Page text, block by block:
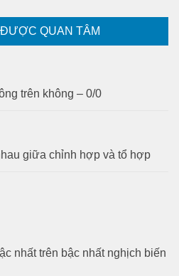
QUAN TÂM
trên không – 0/0
giữa chỉnh hợp và tổ hợp
nhất trên bậc nhất nghịch biến